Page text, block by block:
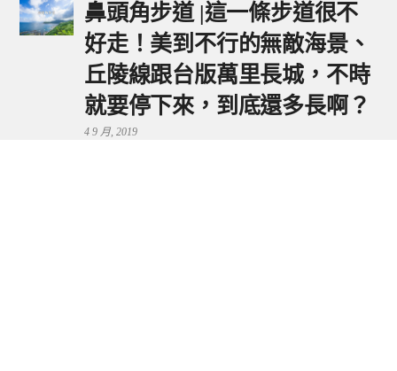
鼻頭角步道 |這一條步道很不
好走！美到不行的無敵海景、
丘陵線跟台版萬里長城，不時
就要停下來，到底還多長啊？
4 9 月, 2019